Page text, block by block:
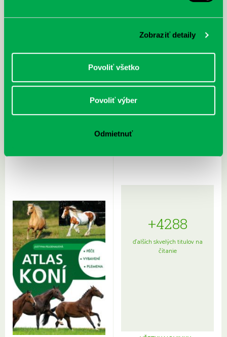
Zobraziť detaily
Povoliť všetko
Povoliť výber
Odmietnuť
Sprievodca po hviezdnej oblohe
kompletný sprievodca
+4288
ďalších skvelých titulov na
čítanie